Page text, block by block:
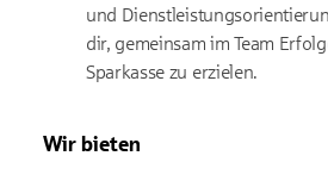
und
dir, gemeinsam im Team
Sparkasse zu erzielen.
Wir bieten